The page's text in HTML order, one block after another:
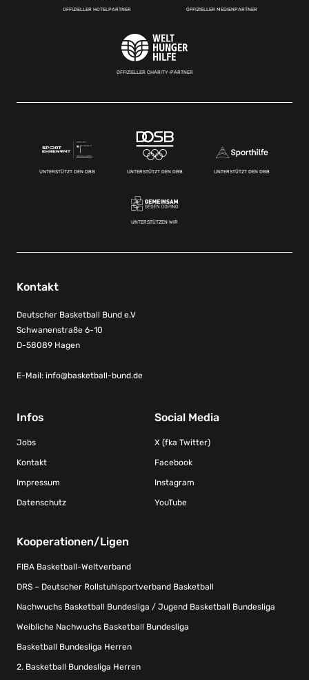
OFFIZIELLER HOTELPARTNER OFFIZIELLER MEDIENPARTNER
OFFIZIELLER CHARITY-PARTNER
UNTERSTÜTZT DEN DBB UNTERSTÜTZT DEN DBB UNTERSTÜTZT DEN DBB
UNTERSTÜTZEN WIR
Kontakt
Deutscher Basketball Bund e.V
Schwanenstraße 6-10
D-58089 Hagen
E-Mail: info@basketball-bund.de
Infos
Jobs
Kontakt
Impressum
Datenschutz
Social Media
X (fka Twitter)
Facebook
Instagram
YouTube
Kooperationen/Ligen
FIBA Basketball-Weltverband
DRS – Deutscher Rollstuhlsportverband Basketball
Nachwuchs Basketball Bundesliga / Jugend Basketball Bundesliga
Weibliche Nachwuchs Basketball Bundesliga
Basketball Bundesliga Herren
2. Basketball Bundesliga Herren